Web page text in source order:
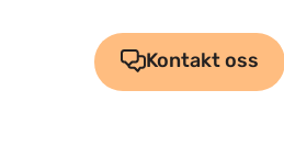
Kontakt oss